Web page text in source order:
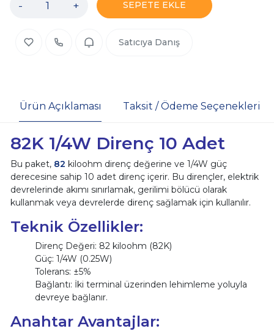
- + SEPETE EKLE
Satıcıya Danış
Ürün Açıklaması Taksit / Ödeme Seçenekleri
82K 1/4W Direnç 10 Adet
Bu paket, 82 kiloohm direnç değerine ve 1/4W güç
derecesine sahip 10 adet direnç içerir. Bu dirençler, elektrik
devrelerinde akımı sınırlamak, gerilimi bölücü olarak
kullanmak veya devrelerde direnç sağlamak için kullanılır.
Teknik Özellikler:
Direnç Değeri: 82 kiloohm (82K)
Güç: 1/4W (0.25W)
Tolerans: ±5%
Bağlantı: İki terminal üzerinden lehimleme yoluyla
devreye bağlanır.
Anahtar Avantajlar: